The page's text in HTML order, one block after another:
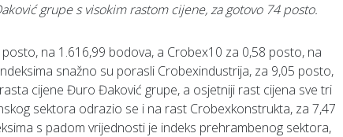
grupe s visokim rastom cijene, za gotovo 74 posto.
na 1.616,99 bodova, a Crobex10 za 0,58 posto, na
snažno su porasli Crobexindustrija, za 9,05 posto,
cijene Đuro Đaković grupe, a osjetniji rast cijena sve tri
sektora odrazio se i na rast Crobexkonstrukta, za 7,47
s padom vrijednosti je indeks prehrambenog sektora,